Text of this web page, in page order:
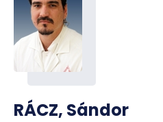
RÁCZ, Sándor